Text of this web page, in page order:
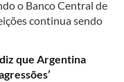
o Banco Central de
continua sendo
que Argentina